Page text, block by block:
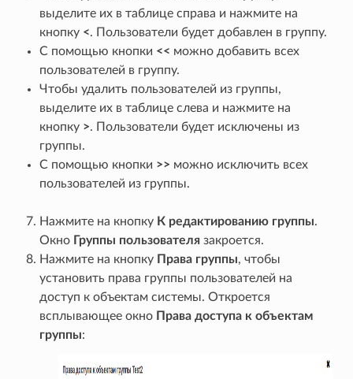
выделите их в таблице справа и нажмите на
кнопку <. Пользователи будет добавлен в группу.
С помощью кнопки << можно добавить всех
пользователей в группу.
Чтобы удалить пользователей из группы,
выделите их в таблице слева и нажмите на
кнопку >. Пользователи будет исключены из
группы.
С помощью кнопки >> можно исключить всех
пользователей из группы.
Нажмите на кнопку К редактированию группы.
Окно Группы пользователязакроется.
Нажмите на кнопку Права группы, чтобы
установить права группы пользователей на
доступ к объектам системы. Откроется
всплывающее окно Права доступа к объектам
группы: